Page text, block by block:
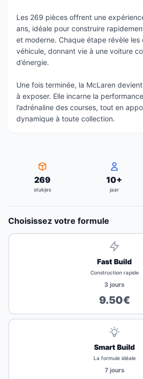
Les 269 pièces offrent une
ans, idéale pour construire
et moderne. Chaque étape révèle les
véhicule, donnant vie à une voiture
d’énergie.
Une fois terminée, la McLaren
à exposer. Elle incarne la
l’adrénaline des courses, tout en
dynamique à toute collection.
269
stukjes
10+
jaar
Choisissez votre formule
Fast Build
Construction rapide
3 jours
9.50€
Smart Build
La formule idéale
7jours